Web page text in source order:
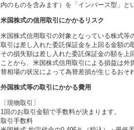
内のものを含みます）を「インバース型」と
米国株式の信用取引にかかるリスク
米国株式信用取引の対象となっている株式
取引は差し入れた委託保証金を上回る金額
その損失額は差し入れた委託保証金の額を
ことから、米国株式信用取引による損益は
替相場の状況によって為替差損が生じるおそ
外国株式等の取引にかかる費用
〔現物取引〕
1回のお取引金額で手数料が決まります。
取引手数料